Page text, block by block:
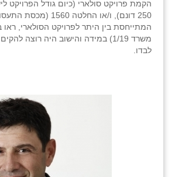
הקמת פרויקט סולארי (כיום גודל הפרויקט
250 דונם), ו/או החלטה
המתייחסת בין היתר לפרויקט הסולארי, ראו
משרד 1/19) במידה והישוב היה רוצה
לבדו.